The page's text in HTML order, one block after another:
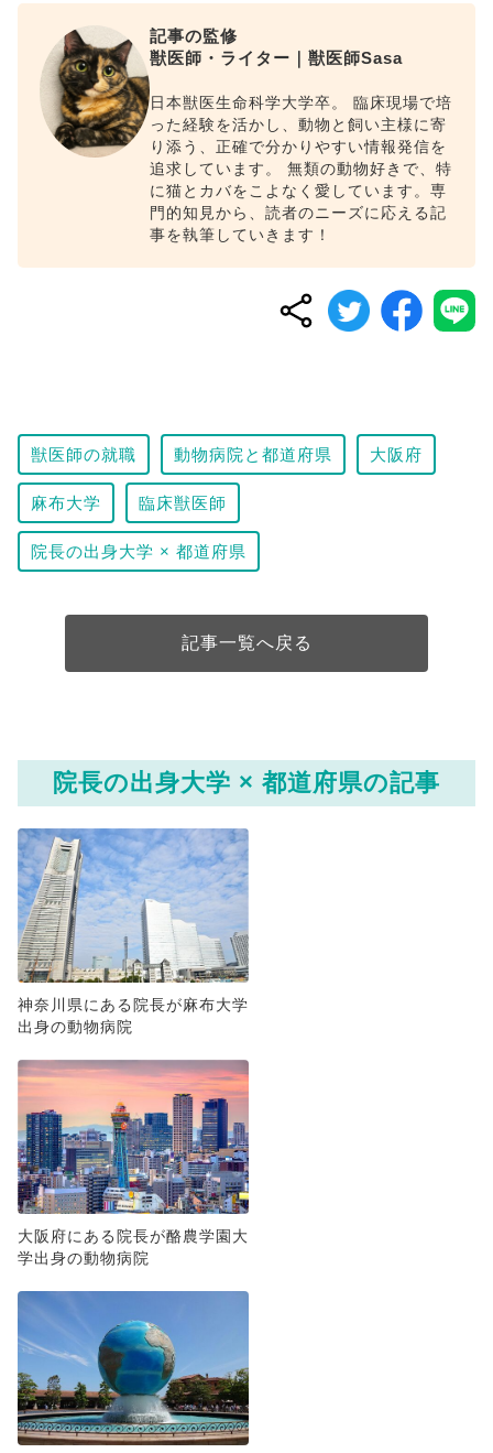
記事の監修
獣医師・ライター｜獣医師Sasa
日本獣医生命科学大学卒。 臨床現場で培
った経験を活かし、動物と飼い主様に寄
り添う、正確で分かりやすい情報発信を
追求しています。 無類の動物好きで、特
に猫とカバをこよなく愛しています。専
門的知見から、読者のニーズに応える記
事を執筆していきます！
獣医師の就職 動物病院と都道府県 大阪府
麻布大学 臨床獣医師
院長の出身大学 × 都道府県
記事一覧へ戻る
院長の出身大学 × 都道府県の記事
神奈川県にある院長が麻布大学
出身の動物病院
大阪府にある院長が酪農学園大
学出身の動物病院